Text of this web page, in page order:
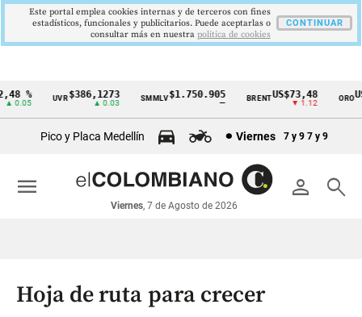
Cintillo
económicos
Colombia
% UVR$386,1273
▲ 0.03
SMMLV$1.750.905 BRENTUS$73,48
▼ 1.12
ORO
Pico y Placa Medellín Viernes 7 y 9 7 y 9
person search
Viernes, 7 de Agosto de 2026
menu
Hoja de ruta para crecer
Este portal emplea cookies internas y de terceros con fines
estadísticos, funcionales y publicitarios. Puede aceptarlas o
consultar más en nuestra politica de cookies
CONTINUAR